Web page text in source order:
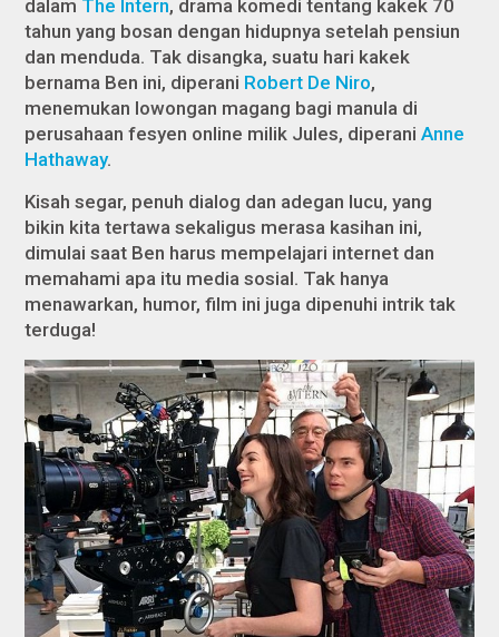
dalam The Intern, drama komedi tentang kakek 70
tahun yang bosan dengan hidupnya setelah pensiun
dan menduda. Tak disangka, suatu hari kakek
bernama Ben ini, diperani Robert De Niro,
menemukan lowongan magang bagi manula di
perusahaan fesyen online milik Jules, diperaniAnne
Hathaway.
Kisah segar, penuh dialog dan adegan lucu, yang
bikin kita tertawa sekaligus merasa kasihan ini,
dimulai saat Ben harus mempelajari internet dan
memahami apa itu media sosial. Tak hanya
menawarkan, humor, film ini juga dipenuhi intrik tak
terduga!